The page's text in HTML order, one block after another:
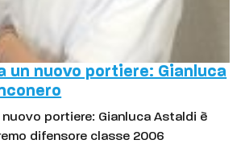
un nuovo portiere: Gianluca
nuovo portiere: Gianluca Astaldi è
difensore classe 2006